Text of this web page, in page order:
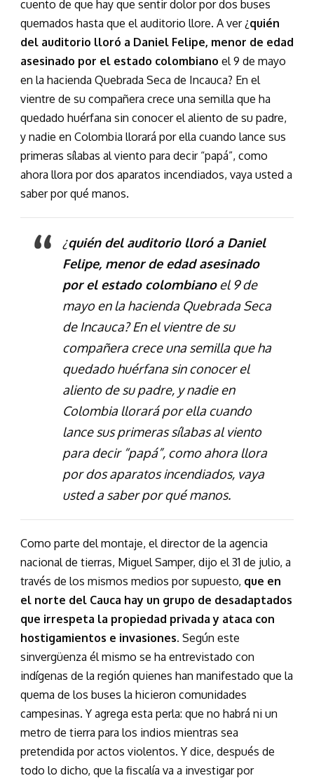
cuento de que hay que sentir dolor por dos buses
quemados hasta que el auditorio llore. A ver ¿quién
del auditorio lloró a Daniel Felipe, menor de edad
asesinado por el estado colombiano el 9 de mayo
en la hacienda Quebrada Seca de Incauca? En el
vientre de su compañera crece una semilla que ha
quedado huérfana sin conocer el aliento de su padre,
y nadie en Colombia llorará por ella cuando lance sus
primeras sílabas al viento para decir “papá”, como
ahora llora por dos aparatos incendiados, vaya usted a
saber por qué manos.
¿quién del auditorio lloró a Daniel
Felipe, menor de edad asesinado
por el estado colombianoel 9 de
mayo en la hacienda Quebrada Seca
de Incauca? En el vientre de su
compañera crece una semilla que ha
quedado huérfana sin conocer el
aliento de su padre, y nadie en
Colombia llorará por ella cuando
lance sus primeras sílabas al viento
para decir “papá”, como ahora llora
por dos aparatos incendiados, vaya
usted a saber por qué manos.
Como parte del montaje, el director de la agencia
nacional de tierras, Miguel Samper, dijo el 31 de julio, a
través de los mismos medios por supuesto, que en
el norte del Cauca hay un grupo de desadaptados
que irrespeta la propiedad privada y ataca con
hostigamientos e invasiones. Según este
sinvergüenza él mismo se ha entrevistado con
indígenas de la región quienes han manifestado que la
quema de los buses la hicieron comunidades
campesinas. Y agrega esta perla: que no habrá ni un
metro de tierra para los indios mientras sea
pretendida por actos violentos. Y dice, después de
todo lo dicho, que la fiscalía va a investigar por